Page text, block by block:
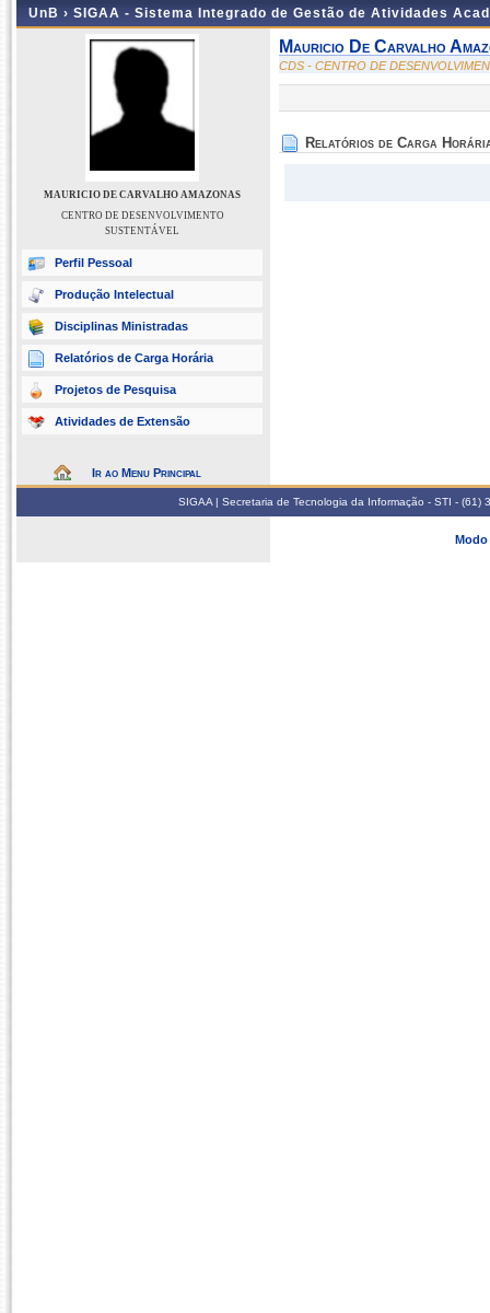
UnB › SIGAA - Sistema Integrado de Gestão de Atividades
MAURICIO DE CARVALHO AMAZONAS
CENTRO DE DESENVOLVIMENTO
SUSTENTÁVEL
Perfil Pessoal
Produção Intelectual
Disciplinas Ministradas
Relatórios de Carga Horária
Projetos de Pesquisa
Atividades de Extensão
Ir ao Menu Principal
Mauricio De Carvalho
CDS - CENTRO DE
Relatórios de Carga
SIGAA | Secretaria de Tecnologia da Informação - STI -
Modo